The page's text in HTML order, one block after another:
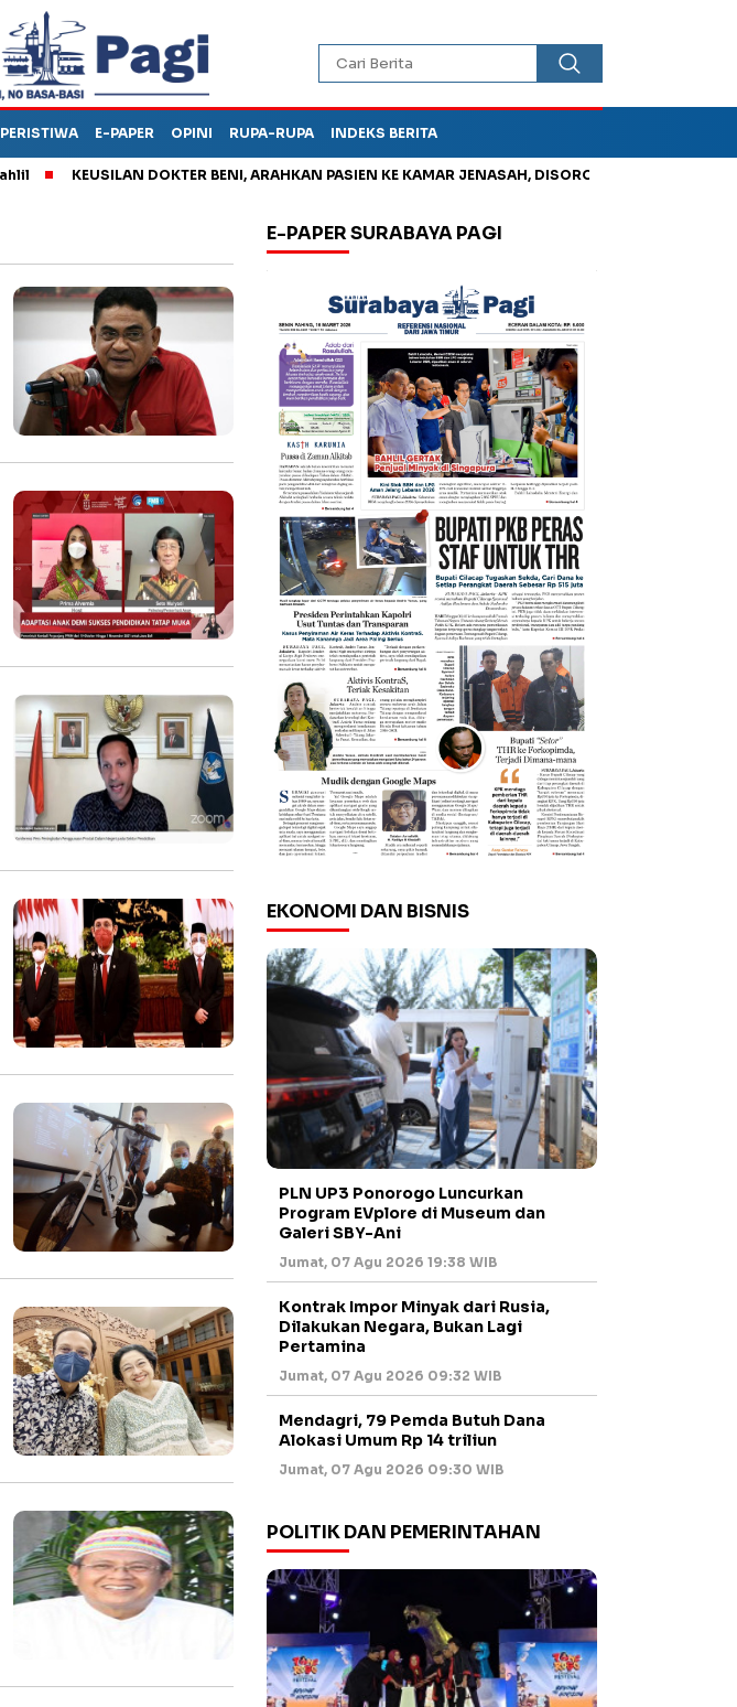
PERISTIWA E-PAPER OPINI RUPA-RUPA INDEKS BERITA
KEUSILAN DOKTER BENI, ARAHKAN PASIEN KE KAMAR JENASAH, DISOROT
E-PAPER SURABAYA PAGI
EKONOMI DAN BISNIS
PLN UP3 Ponorogo Luncurkan
Program EVplore di Museum dan
Galeri SBY-Ani
Jumat, 07 Agu 2026 19:38 WIB
Kontrak Impor Minyak dari Rusia,
Dilakukan Negara, Bukan Lagi
Pertamina
Jumat, 07 Agu 2026 09:32 WIB
Mendagri, 79 Pemda Butuh Dana
Alokasi Umum Rp 14 triliun
Jumat, 07 Agu 2026 09:30 WIB
POLITIK DAN PEMERINTAHAN